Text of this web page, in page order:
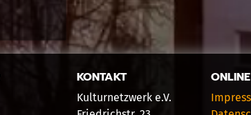
KONTAKT
Kulturnetzwerk e.V.
ONLINE